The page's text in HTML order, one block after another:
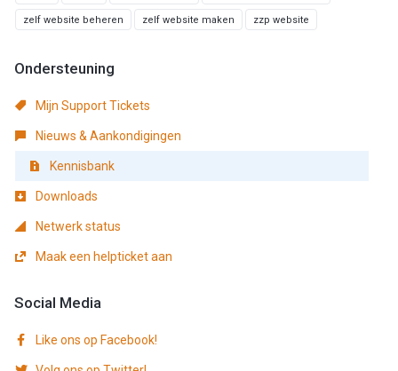
zelf website beheren zelf website maken zzp website
Ondersteuning
Mijn Support Tickets
Nieuws & Aankondigingen
Kennisbank
Downloads
Netwerk status
Maak een helpticket aan
Social Media
Like ons op Facebook!